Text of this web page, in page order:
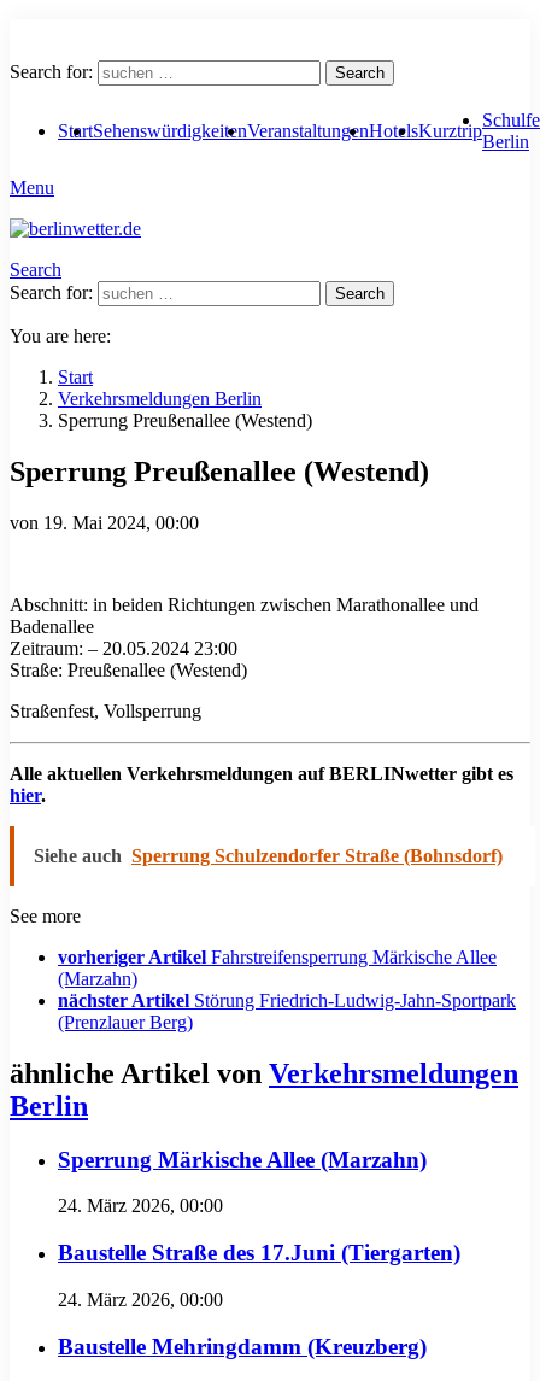
Search for: Search
StartSehenswürdigkeitenVeranstaltungenHotelsKurztrip
Berlin
Menu
Search
Search for:
Search
You are here:
Start
Verkehrsmeldungen Berlin
Sperrung Preußenallee (Westend)
Sperrung Preußenallee (Westend)
von 19. Mai 2024, 00:00
Abschnitt: in beiden Richtungen zwischen Marathonallee und
Badenallee
Zeitraum: – 20.05.2024 23:00
Straße: Preußenallee (Westend)
Straßenfest, Vollsperrung
Alle aktuellen Verkehrsmeldungen auf BERLINwetter gibt es
hier.
Siehe auch Sperrung Schulzendorfer Straße (Bohnsdorf)
See more
vorheriger Artikel Fahrstreifensperrung Märkische Allee
(Marzahn)
nächster Artikel Störung Friedrich-Ludwig-Jahn-Sportpark
(Prenzlauer Berg)
ähnliche Artikel von Verkehrsmeldungen
Berlin
Sperrung Märkische Allee (Marzahn)
24. März 2026, 00:00
Baustelle Straße des 17.Juni (Tiergarten)
24. März 2026, 00:00
Baustelle Mehringdamm (Kreuzberg)